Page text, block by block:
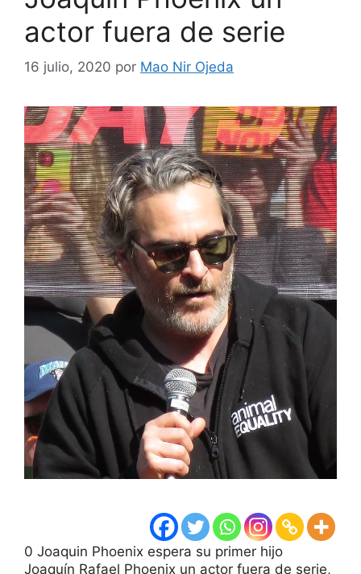
actor fuera de serie
16 julio, 2020 por Mao Nir Ojeda
0 Joaquin Phoenix espera su primer hijo
Joaquín Rafael Phoenix un actor fuera de serie,